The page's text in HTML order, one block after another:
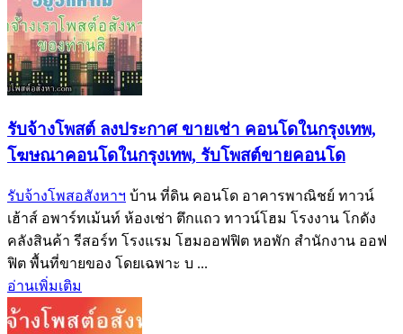
รับจ้างโพสต์ ลงประกาศ ขายเช่า คอนโดในกรุงเทพ,
โฆษณาคอนโดในกรุงเทพ, รับโพสต์ขายคอนโด
รับจ้างโพสอสังหาฯ บ้าน ที่ดิน คอนโด อาคารพาณิชย์ ทาวน์
เฮ้าส์ อพาร์ทเม้นท์ ห้องเช่า ตึกแถว ทาวน์โฮม โรงงาน โกดัง
คลังสินค้า รีสอร์ท โรงแรม โฮมออฟฟิต หอพัก สำนักงาน ออฟ
ฟิต พื้นที่ขายของ โดยเฉพาะ บ ...
อ่านเพิ่มเติม